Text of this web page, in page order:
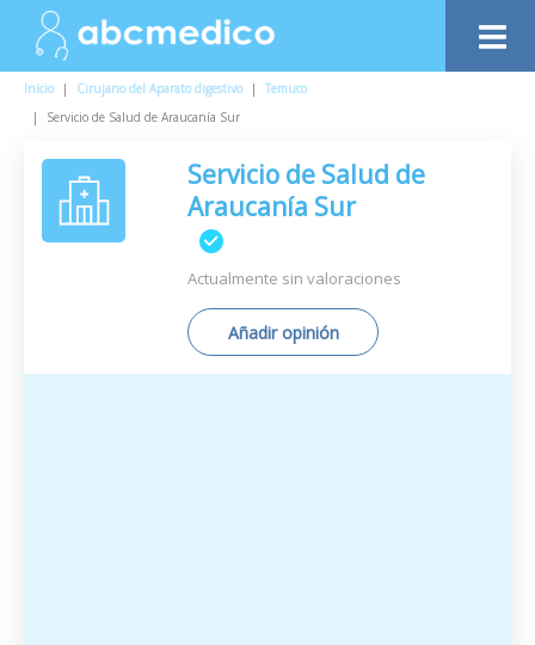
Inicio | Cirujano del Aparato digestivo |
Temuco
|
Servicio de Salud de Araucanía Sur
Servicio de Salud de
Araucanía Sur
Actualmente sin valoraciones
Añadir opinión